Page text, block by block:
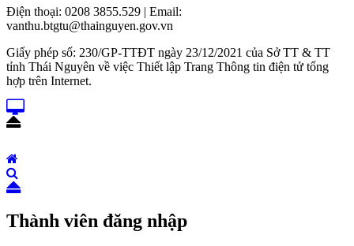
Điện thoại: 0208 3855.529 | Email:
vanthu.btgtu@thainguyen.gov.vn
Giấy phép số: 230/GP-TTĐT ngày 23/12/2021 của Sở TT & TT
tỉnh Thái Nguyên về việc Thiết lập Trang Thông tin điện tử tổng
hợp trên Internet.
Thành viên đăng nhập